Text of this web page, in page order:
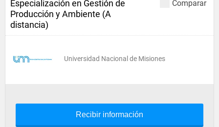
Comparar
Especialización en Gestión de
Producción y Ambiente (A
distancia)
Universidad Nacional de Misiones
Recibir información